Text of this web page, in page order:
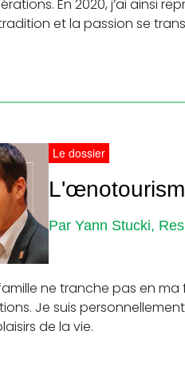
En 2020, j’ai ainsi
et la passion se
Le dossier
Par Yann Stucki,
ne tranche pas en
Je suis
de la vie.